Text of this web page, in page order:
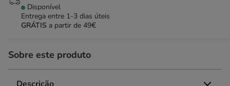
Disponível
Entrega entre 1-3 dias úteis
GRÁTIS a partir de 49€
Sobre este produto